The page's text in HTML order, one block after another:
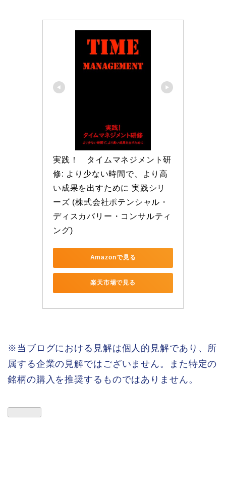
実践！　タイムマネジメント研
修: より少ない時間で、より高
い成果を出すために 実践シリ
ーズ (株式会社ポテンシャル・
ディスカバリー・コンサルティ
ング)
Amazonで見る
楽天市場で見る
※当ブログにおける見解は個人的見解であり、所
属する企業の見解ではございません。また特定の
銘柄の購入を推奨するものではありません。